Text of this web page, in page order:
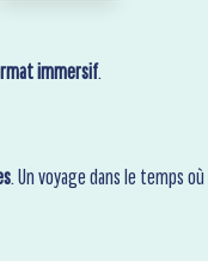
immersif.
. Un voyage dans le temps où